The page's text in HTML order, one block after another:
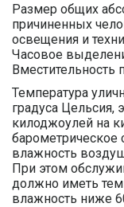
Размер общих
причиненных
освещения и
Часовое
Вместительность
Температура
градуса Цельсия,
килоджоулей на
барометрическое
влажность
При этом
должно иметь
влажность ниже